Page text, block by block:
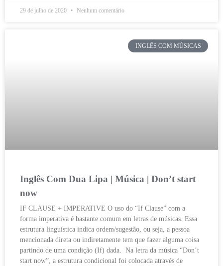
29 de julho de 2020 Nenhum comentário
INGLÊS COM MÚSICAS
Inglês Com Dua Lipa | Música | Don’t start
now
IF CLAUSE + IMPERATIVE O uso do “If Clause” com a
forma imperativa é bastante comum em letras de músicas. Essa
estrutura linguística indica ordem/sugestão, ou seja, a pessoa
mencionada direta ou indiretamente tem que fazer alguma coisa
partindo de uma condição (If) dada. Na letra da música “Don’t
start now”, a estrutura condicional foi colocada através de